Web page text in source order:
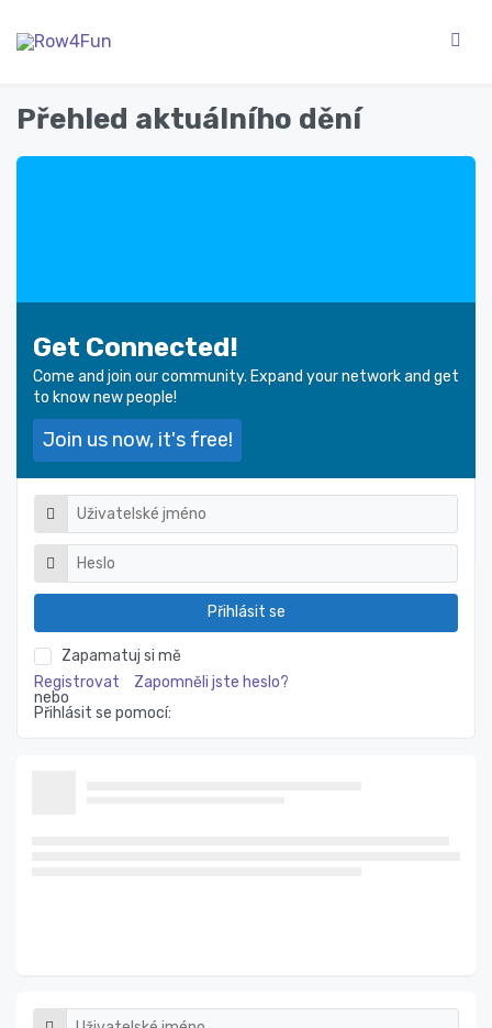
Přehled aktuálního dění
Get Connected!
Come and join our community. Expand your network and get
to know new people!
Join us now, it's free!
Přihlásit se
Zapamatuj si mě
Registrovat
Zapomněli jste heslo?
nebo
Přihlásit se pomocí: